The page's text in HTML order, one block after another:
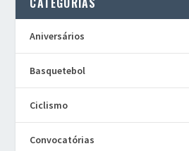
Aniversários
Basquetebol
Ciclismo
Convocatórias